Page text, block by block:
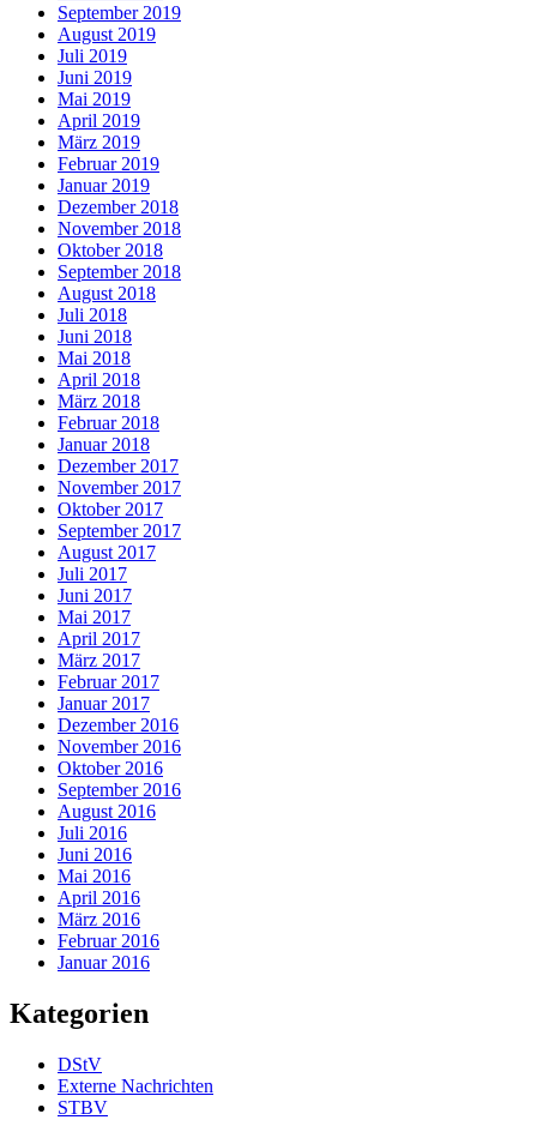
September 2019
August 2019
Juli 2019
Juni 2019
Mai 2019
April 2019
März 2019
Februar 2019
Januar 2019
Dezember 2018
November 2018
Oktober 2018
September 2018
August 2018
Juli 2018
Juni 2018
Mai 2018
April 2018
März 2018
Februar 2018
Januar 2018
Dezember 2017
November 2017
Oktober 2017
September 2017
August 2017
Juli 2017
Juni 2017
Mai 2017
April 2017
März 2017
Februar 2017
Januar 2017
Dezember 2016
November 2016
Oktober 2016
September 2016
August 2016
Juli 2016
Juni 2016
Mai 2016
April 2016
März 2016
Februar 2016
Januar 2016
Kategorien
DStV
Externe Nachrichten
STBV